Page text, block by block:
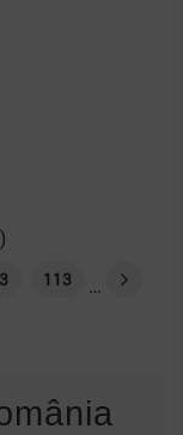
3 …
113